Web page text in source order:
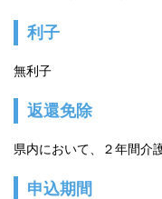
利子
無利子
返還免除
県内において、２年間介
申込期間